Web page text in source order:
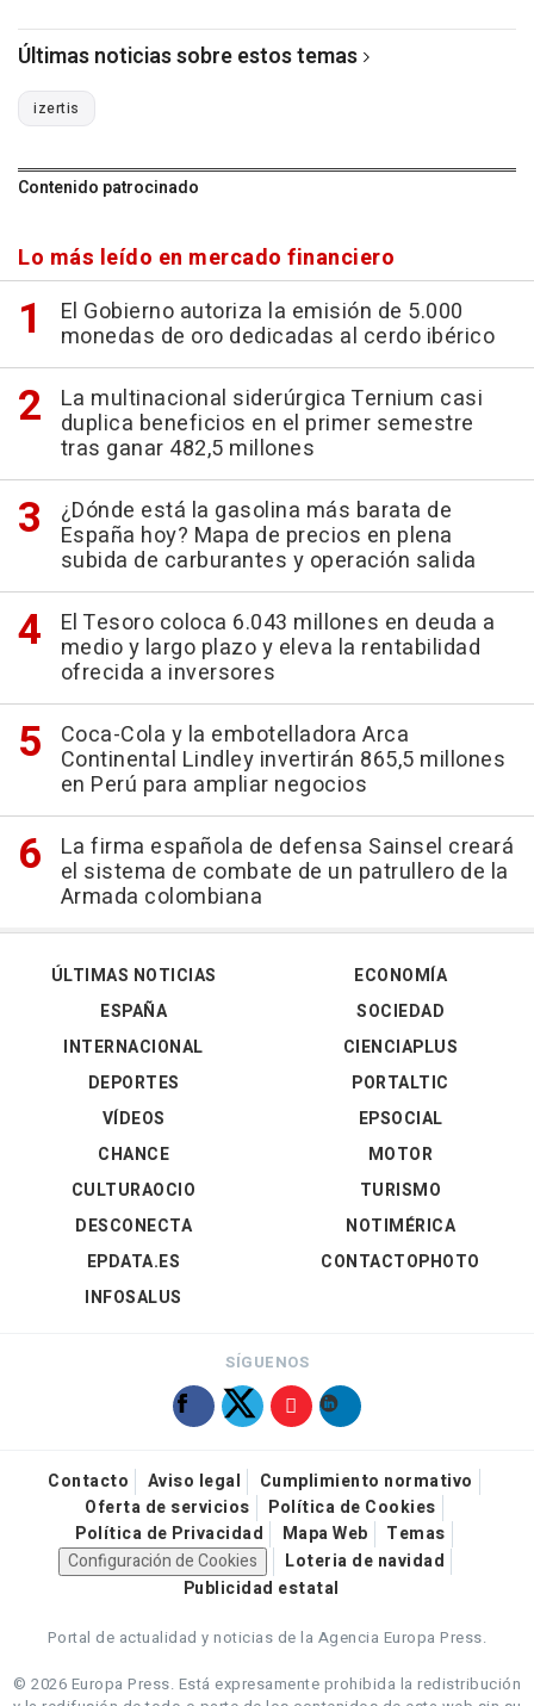
Últimas noticias sobre estos temas
izertis
Contenido patrocinado
Lo más leído en mercado financiero
El Gobierno autoriza la emisión de 5.000
monedas de oro dedicadas al cerdo ibérico
La multinacional siderúrgica Ternium casi
duplica beneficios en el primer semestre
tras ganar 482,5 millones
¿Dónde está la gasolina más barata de
España hoy? Mapa de precios en plena
subida de carburantes y operación salida
El Tesoro coloca 6.043 millones en deuda a
medio y largo plazo y eleva la rentabilidad
ofrecida a inversores
Coca-Cola y la embotelladora Arca
Continental Lindley invertirán 865,5 millones
en Perú para ampliar negocios
La firma española de defensa Sainsel creará
el sistema de combate de un patrullero de la
Armada colombiana
ÚLTIMAS NOTICIAS
ESPAÑA
INTERNACIONAL
DEPORTES
VÍDEOS
ECONOMÍA
SOCIEDAD
CIENCIAPLUS
PORTALTIC
EPSOCIAL
CHANCE
CULTURAOCIO
DESCONECTA
EPDATA.ES
INFOSALUS
MOTOR
TURISMO
NOTIMÉRICA
CONTACTOPHOTO
SÍGUENOS
Contacto Aviso legal
Cumplimiento normativo
Oferta de servicios
Política de Cookies
Política de Privacidad
Mapa Web
Temas
Configuración de Cookies
Loteria de navidad
Publicidad estatal
Portal de actualidad y noticias de la Agencia Europa Press.
© 2026 Europa Press. Está expresamente prohibida la redistribución